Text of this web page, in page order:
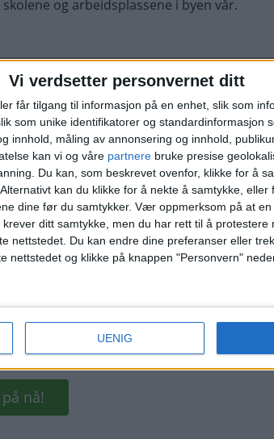
Vi verdsetter personvernet ditt
får tilgang til informasjon på en enhet, slik som
som unike identifikatorer og standardinformasjon
innhold, måling av annonsering og innhold,
kan vi og våre partnere bruke presise
Du kan, som beskrevet ovenfor, klikke for å
kan du klikke for å nekte å samtykke, eller
dine før du samtykker. Vær oppmerksom på at
ditt samtykke, men du har rett til å protestere
nettstedet. Du kan endre dine preferanser eller
nettstedet og klikke på knappen "Personvern"
UENIG